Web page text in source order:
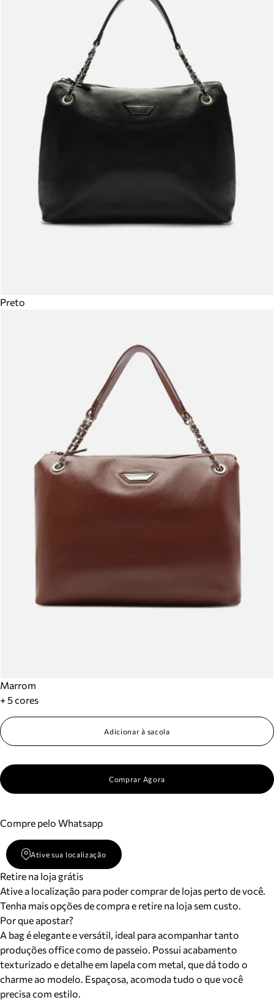
Preto
Marrom
+ 5 cores
Adicionar à sacola
Comprar Agora
Compre pelo Whatsapp
Ative sua localização
Retire na loja grátis
Ative a localização para poder comprar de lojas perto de você.
Tenha mais opções de compra e retire na loja sem custo.
Por que apostar?
A bag é elegante e versátil, ideal para acompanhar tanto
produções office como de passeio. Possui acabamento
texturizado e detalhe em lapela com metal, que dá todo o
charme ao modelo. Espaçosa, acomoda tudo o que você
precisa com estilo.